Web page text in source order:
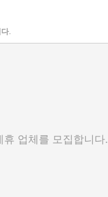
.
휴 업체를 모집합니다.